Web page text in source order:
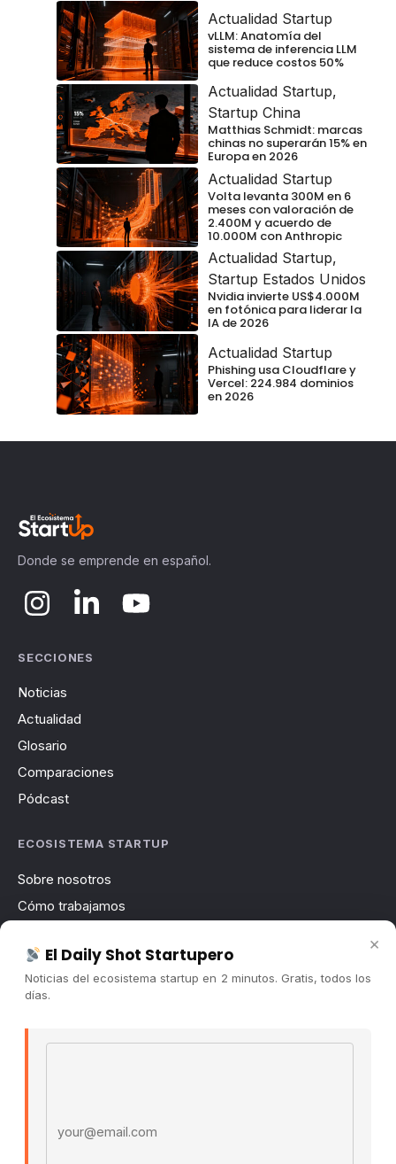
Actualidad Startup
vLLM: Anatomía del
sistema de inferencia LLM
que reduce costos 50%
Actualidad Startup,
Startup China
Matthias Schmidt: marcas
chinas no superarán 15% en
Europa en 2026
Actualidad Startup
Volta levanta 300M en 6
meses con valoración de
2.400M y acuerdo de
10.000M con Anthropic
Actualidad Startup,
Startup Estados Unidos
Nvidia invierte US$4.000M
en fotónica para liderar la
IA de 2026
Actualidad Startup
Phishing usa Cloudflare y
Vercel: 224.984 dominios
en 2026
Donde se emprende en español.
SECCIONES
Noticias
Actualidad
Glosario
Comparaciones
Pódcast
ECOSISTEMA STARTUP
Sobre nosotros
Cómo trabajamos
Contacto
Publicidad
Es La Hora de Aprender ↗
×
El Daily Shot Startupero
Noticias del ecosistema startup en 2 minutos. Gratis, todos los
días.